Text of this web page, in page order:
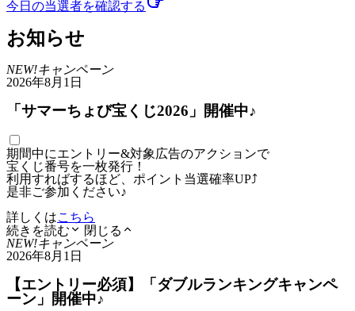
今日の当選者を確認する
お知らせ
NEW!キャンペーン
2026年8月1日
「サマーちょび宝くじ2026」開催中♪
期間中にエントリー&対象広告のアクションで
宝くじ番号を一枚発行！
利用すればするほど、ポイント当選確率UP⤴
是非ご参加ください♪
詳しくはこちら
続きを読む
閉じる
NEW!キャンペーン
2026年8月1日
【エントリー必須】「ダブルランキングキャンペ
ーン」開催中♪